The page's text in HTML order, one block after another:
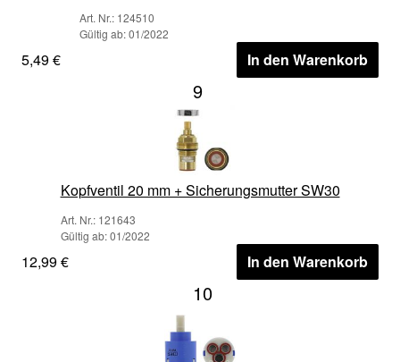
Art. Nr.: 124510
Gültig ab: 01/2022
5,49 € In den Warenkorb
9
Kopfventil 20 mm + Sicherungsmutter SW30
Art. Nr.: 121643
Gültig ab: 01/2022
12,99 € In den Warenkorb
10